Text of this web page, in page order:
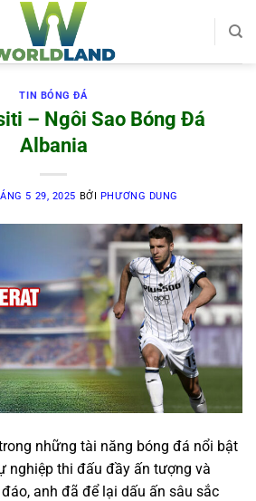
TIN BÓNG ĐÁ
– Ngôi Sao Bóng Đá
Albania
5 29, 2025 BỞI PHƯƠNG DUNG
những tài năng bóng đá nổi bật
nghiệp thi đấu đầy ấn tượng và
anh đã để lại dấu ấn sâu sắc